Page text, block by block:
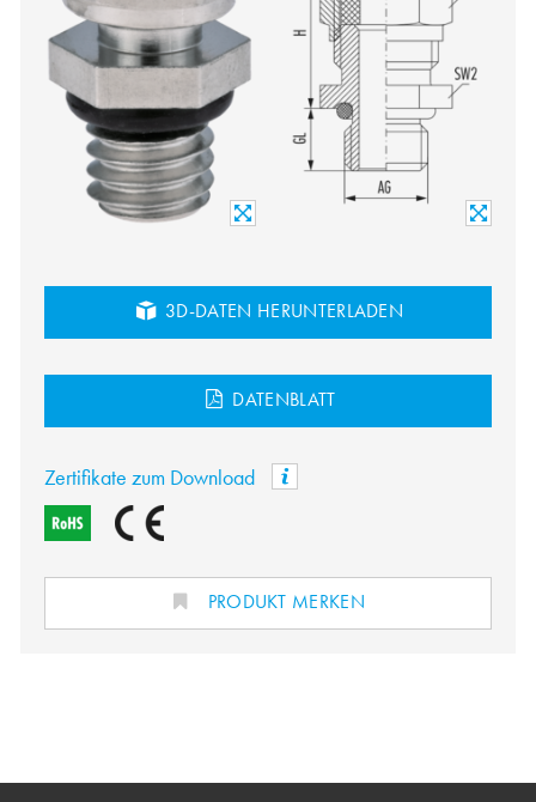
3D-DATEN HERUNTERLADEN
DATENBLATT
Zertifikate zum Download
PRODUKT MERKEN